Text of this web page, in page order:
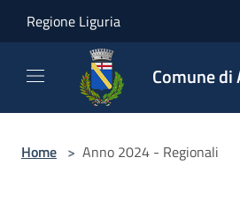
Regione Liguria
Comune di
Home > Anno 2024 - Regionali